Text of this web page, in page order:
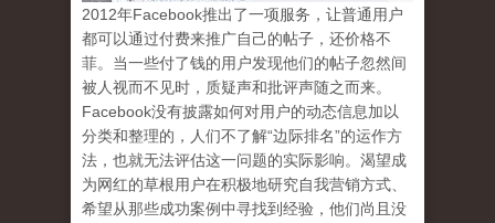
2012年Facebook推出了一项服务，让普通用户
都可以通过付费来推广自己的帖子，还价格不
菲。当一些付了钱的用户发现他们的帖子忽然间
被人视而不见时，质疑声和批评声随之而来。
Facebook没有披露如何对用户的动态信息加以
分类和整理的，人们不了解“边际排名”的运作方
法，也就无法评估这一问题的实际影响。渴望成
为网红的草根用户在积极地研究自我营销方式、
希望从那些成功案例中寻找到经验，他们尚且没